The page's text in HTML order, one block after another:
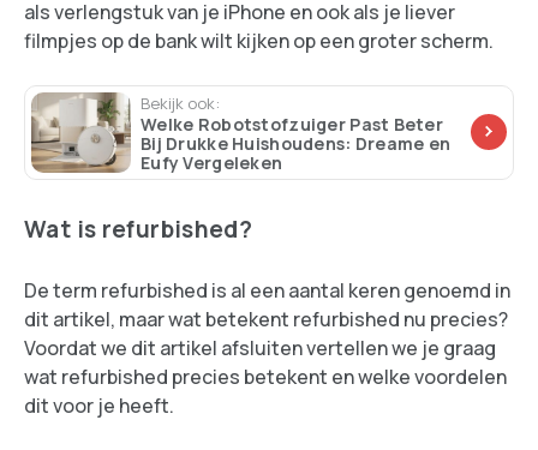
als verlengstuk van je iPhone en ook als je liever
filmpjes op de bank wilt kijken op een groter scherm.
Bekijk ook:
Welke Robotstofzuiger Past Beter
Bij Drukke Huishoudens: Dreame en
Eufy Vergeleken
Wat is refurbished?
De term refurbished is al een aantal keren genoemd in
dit artikel, maar wat betekent refurbished nu precies?
Voordat we dit artikel afsluiten vertellen we je graag
wat refurbished precies betekent en welke voordelen
dit voor je heeft.